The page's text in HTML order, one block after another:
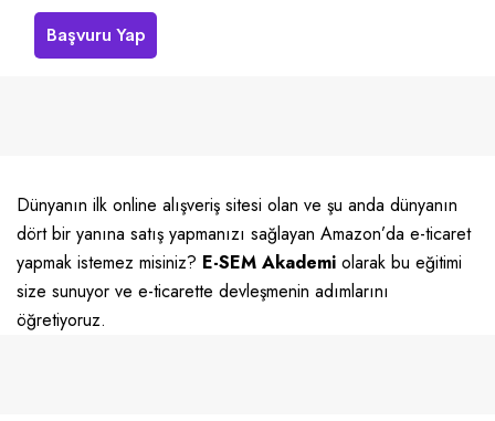
Başvuru Yap
Dünyanın ilk online alışveriş sitesi olan ve şu anda dünyanın
dört bir yanına satış yapmanızı sağlayan Amazon’da e-ticaret
yapmak istemez misiniz? E-SEM Akademi olarak bu eğitimi
size sunuyor ve e-ticarette devleşmenin adımlarını
öğretiyoruz.